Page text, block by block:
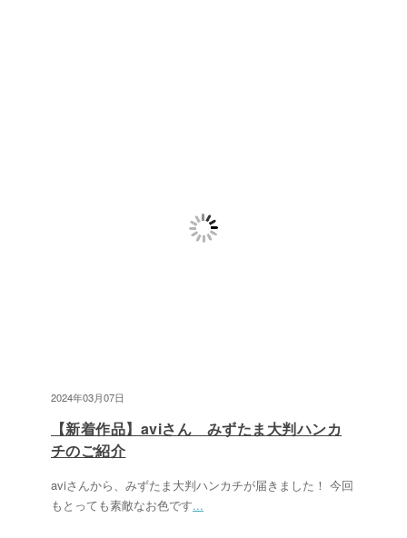
2024年03月07日
【新着作品】aviさん みずたま大判ハンカ
チのご紹介
aviさんから、みずたま大判ハンカチが届きました！ 今回
もとっても素敵なお色です...